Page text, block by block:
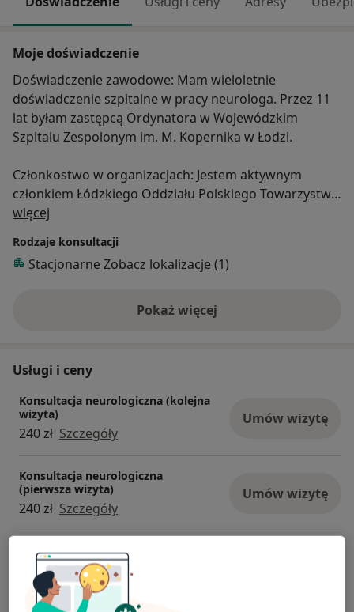
Moje doświadczenie
Doświadczenie zawodowe: Mam wieloletnie
doświadczenie szpitalne w pracy neurologa. Przez 11
lat byłam zastępcą Ordynatora w Wojewódzkim
Szpitalu Zespolonym im. M. Kopernika w Łodzi.
Członkostwo w organizacjach: Jestem aktywnym
członkiem Łódzkiego Oddziału Polskiego Towarzystwa
Neurologicznego, biorę udział w konferencjach
poszerzanie i aktualizowanie wiedzy specjalistycznej.
więcej
Rodzaje konsultacji
Stacjonarne Zobacz lokalizacje (1)
Pokaż więcejo doświadczeniu
Usługi i ceny
Konsultacja neurologiczna (kolejna
wizyta)
240 zł Szczegóły
Umów wizytę
Konsultacja neurologiczna
(pierwsza wizyta)
240 zł Szczegóły
Umów wizytę
Konsultacja neurologiczna
Szczegóły